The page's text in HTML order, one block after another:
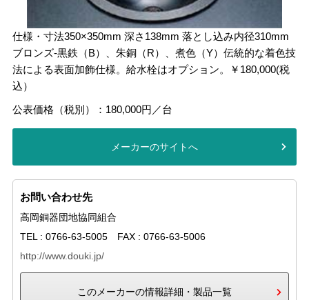
仕様・寸法350×350mm 深さ138mm 落とし込み内径310mm
ブロンズ-黒鉄（B）、朱銅（R）、煮色（Y）伝統的な着色技
法による表面加飾仕様。給水栓はオプション。￥180,000(税
込）
公表価格（税別）：180,000円／台
メーカーのサイトへ
お問い合わせ先
高岡銅器団地協同組合
TEL : 0766-63-5005 FAX : 0766-63-5006
http://www.douki.jp/
このメーカーの情報詳細・製品一覧